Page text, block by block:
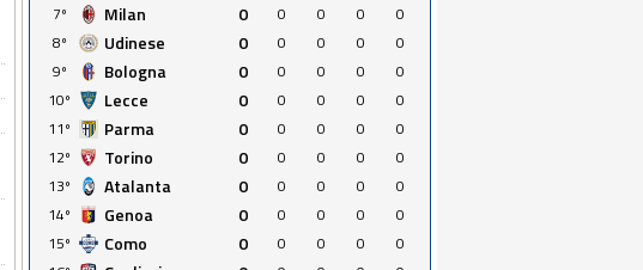
7º
Milan 0 0 0 0
0
8º
Udinese 0 0 0 0
0
9º
Bologna 0 0 0 0
0
10º
Lecce 0 0 0 0
0
11º
Parma 0 0 0 0
0
12º
Torino 0 0 0 0
0
13º
Atalanta 0 0 0 0
0
14º
Genoa 0 0 0 0
0
15º
Como 0 0 0 0
0